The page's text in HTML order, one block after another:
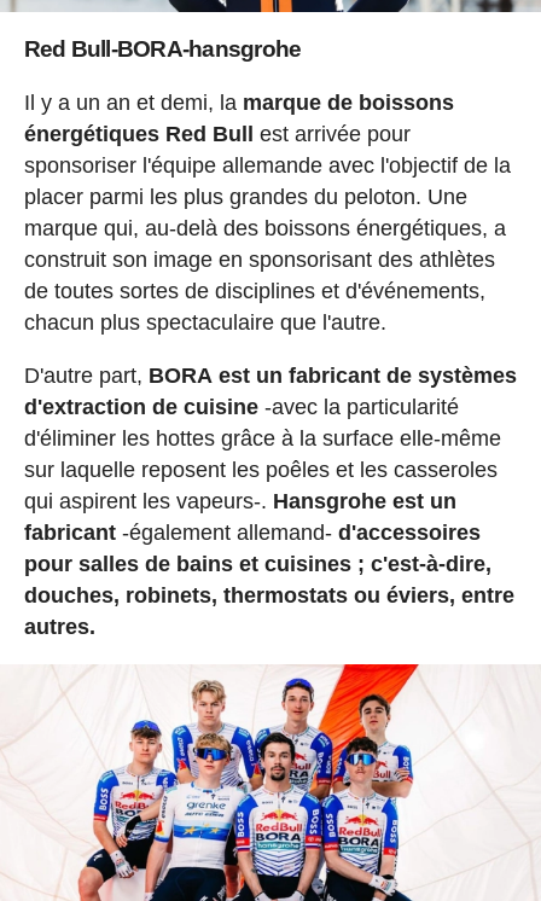
Red Bull-BORA-hansgrohe
Il y a un an et demi, la marque de boissons
énergétiques Red Bull est arrivée pour
sponsoriser l'équipe allemande avec l'objectif de la
placer parmi les plus grandes du peloton. Une
marque qui, au-delà des boissons énergétiques, a
construit son image en sponsorisant des athlètes
de toutes sortes de disciplines et d'événements,
chacun plus spectaculaire que l'autre.
D'autre part, BORA est un fabricant de systèmes
d'extraction de cuisine-avec la particularité
d'éliminer les hottes grâce à la surface elle-même
sur laquelle reposent les poêles et les casseroles
qui aspirent les vapeurs-. Hansgrohe est un
fabricant-également allemand- d'accessoires
pour salles de bains et cuisines ; c'est-à-dire,
douches, robinets, thermostats ou éviers, entre
autres.